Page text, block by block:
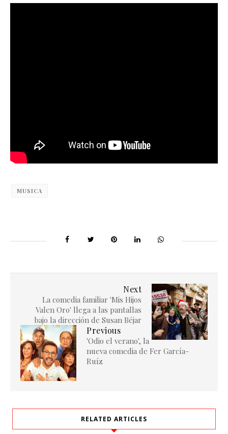
MUSICA
Next
La comedia familiar 'Mis Hijos
Valen Oro' llega a las pantallas
bajo la dirección de Susan Béjar
Previous
'Odio el verano', la
nueva comedia de Fer García-
Ruíz
RELATED ARTICLES